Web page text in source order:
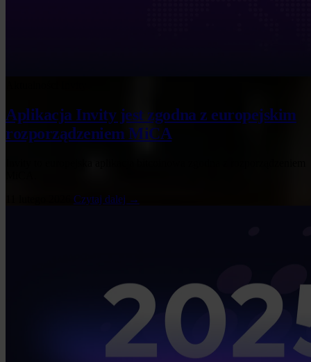
Aplikacja Invity jest zgodna z europejskim
rozporządzeniem MiCA
Czytaj dalej →